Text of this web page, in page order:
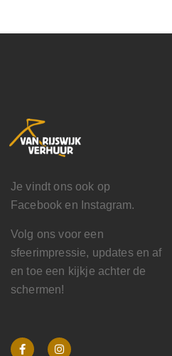
Je vindt ons ook op
Facebook en Instagram.
Volg ons voor een
sfeerimpressie, updates en af
en toe een kijkje achter de
schermen!